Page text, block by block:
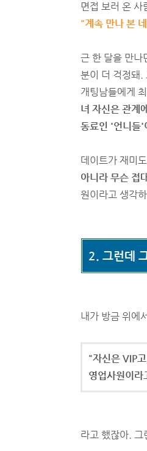
면접 보러 온 사
"계속 만나 본
근 한 달을 만나
분이 더 걱정돼.
개팅남들에게
녀 자신은 관계
동료인 '언니들'
데이트가 재미
아니라 무슨 접
원이라고 생각
2. 그런데
내가 방금 위에서
"자신은 VIP
영업사원이
라고 했잖아. 그